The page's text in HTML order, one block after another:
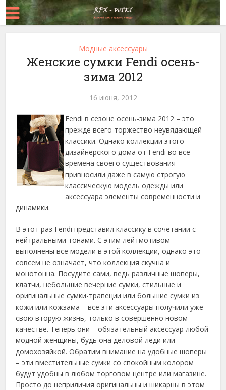
Модные аксессуары
Женские сумки Fendi осень-
зима 2012
16 июня, 2012
Fendі в сезоне осень-зима 2012 – это
прежде всего торжество неувядающей
классики. Однако коллекции этого
дизайнерского дома от Fendi во все
времена своего существования
привносили даже в самую строгую
классическую модель одежды или
аксессуара элементы современности и
динамики.
В этот раз Fendі представил классику в сочетании с
нейтральными тонами. С этим лейтмотивом
выполнены все модели в этой коллекции, однако это
совсем не означает, что коллекция скучна и
монотонна. Посудите сами, ведь различные шоперы,
клатчи, небольшие вечерние сумки, стильные и
оригинальные сумки-трапеции или большие сумки из
кожи или кожзама – все эти аксессуары получили уже
свою вторую жизнь, только в совершенно новом
качестве. Теперь они – обязательный аксессуар любой
модной женщины, будь она деловой леди или
домохозяйкой. Обратим внимание на удобные шоперы
– эти вместительные сумки со спокойным колором
будут удобны в любом торговом центре или магазине.
Просто до неприличия оригинальны и шикарны в этом